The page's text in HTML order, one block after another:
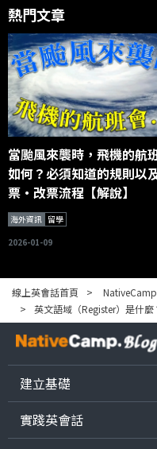
熱門文章
當颱風來襲時，飛機的航
如何？必須知道的規則以
票・改票流程【解說】
海外資訊 留學
2026-01-09
線上英會話首頁
英文語域（Register）是什
建立基礎
實踐英會話